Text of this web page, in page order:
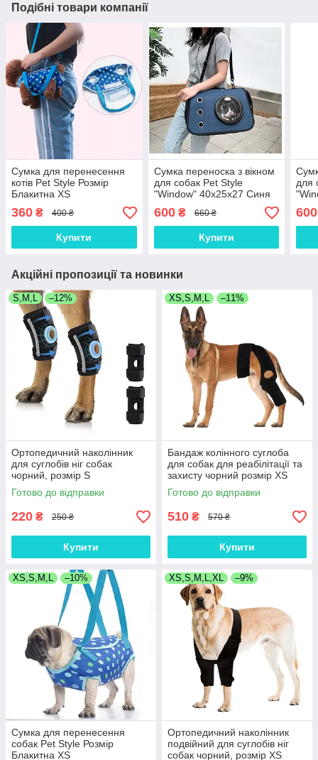
Подібні товари компанії
Сумка для перенесення
котів Pet Style Розмір
Блакитна XS
360 ₴ 400 ₴
Купити
Сумка переноска з вікном
для собак Pet Style
"Window" 40х25х27 Синя
600₴ 660 ₴
Купити
для
600
Акційні пропозиції та новинки
S,M,L –12%
Ортопедичний наколінник
для суглобів ніг собак
чорний, розмір S
Готово до відправки
220 ₴ 250 ₴
Купити
XS,S,M,L –11%
Бандаж колінного суглоба
для собак для реабілітації та
захисту чорний розмір XS
Готово до відправки
510 ₴ 570 ₴
Купити
XS,S,M,L –10%
Сумка для перенесення
собак Pet Style Розмір
Блакитна XS
XS,S,M,L,XL –9%
Ортопедичний наколінник
подвійний для суглобів ніг
собак чорний, розмір XS